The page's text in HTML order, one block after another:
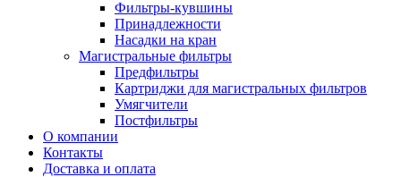
Фильтры-кувшины
Принадлежности
Насадки на кран
Магистральные фильтры
Предфильтры
Картриджи для магистральных фильтров
Умягчители
Постфильтры
О компании
Контакты
Доставка и оплата